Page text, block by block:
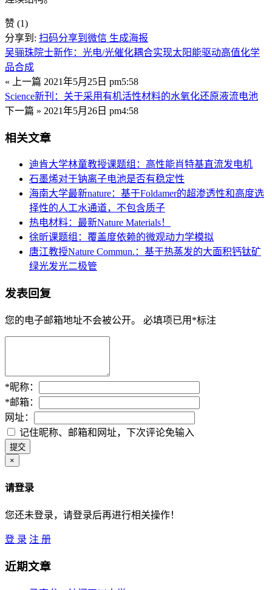
赞 (1)
分享到: 扫码分享到微信 生成海报
吴骊珠院士新作：光电/光催化耦合实现太阳能驱动高值化学
品合成
« 上一篇 2021年5月25日 pm5:58
Science新刊：关于采用有机活性材料的水氧化还原液流电池
下一篇 » 2021年5月26日 pm4:58
相关文章
迪肯大学林童教授课题组：高性能肖特基直流发电机
石墨烯对于钠离子电池是否有稳定性
海南大学最新nature：基于Foldamer的超渗透性和高度选
择性的人工水通道，不包含质子
热电材料：最新Nature Materials！
徐昕课题组：覆盖度依赖的微观动力学模拟
唐江教授Nature Commun.：基于热蒸发的大面积钙钛矿
绿光发光二极管
发表回复
您的电子邮箱地址不会被公开。 必填项已用 *标注
*昵称：
*邮箱：
网址：
记住昵称、邮箱和网址，下次评论免输入
×
请登录
您还未登录，请登录后再进行相关操作！
登 录 注 册
近期文章